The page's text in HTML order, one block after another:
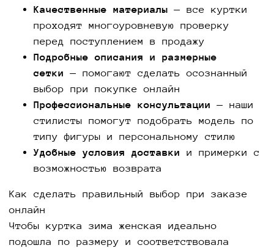
Качественные материалы — все куртки
проходят многоуровневую проверку
перед поступлением в продажу
Подробные описания и размерные
сетки — помогают сделать осознанный
выбор при покупке онлайн
Профессиональные консультации — наши
стилисты помогут подобрать модель по
типу фигуры и персональному стилю
Удобные условия доставки
и примерки с
возможностью возврата
Как сделать правильный выбор при заказе
онлайн
Чтобы куртка зима женская идеально
подошла по размеру и соответствовала